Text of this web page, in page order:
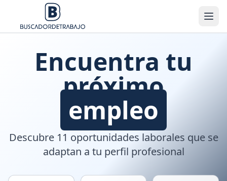
Encuentra tu
próximo
empleo
Descubre 11 oportunidades laborales que se
adaptan a tu perfil profesional